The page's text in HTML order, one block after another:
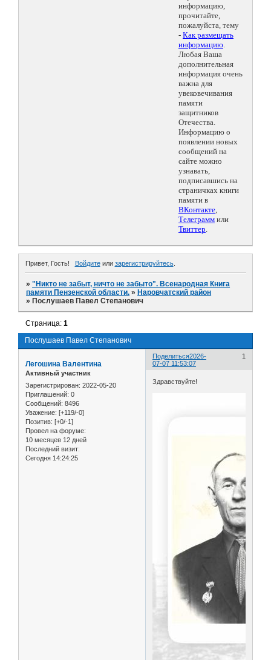
информацию,
прочитайте,
пожалуйста, тему
- Как размещать
информацию.
Любая Ваша
дополнительная
информация очень
важна для
увековечивания
памяти
защитников
Отечества.
Информацию о
появлении новых
сообщений на
сайте можно
узнавать,
подписавшись на
страничках книги
памяти в
ВКонтакте,
Телеграмм или
Твиттер.
Привет, Гость! Войдитеили зарегистрируйтесь.
»"Никто не забыт, ничто не забыто". Всенародная Книга
памяти Пензенской области. » Наровчатский район
» Послушаев Павел Степанович
Послушаев Павел Степанович
Страница:1
Поделиться 1
2026-
07-07 11:53:07
Легошина Валентина
Активный участник
Зарегистрирован: 2022-05-20
Приглашений: 0
Сообщений: 8496
Уважение: [+119/-0]
Позитив: [+0/-1]
Провел на форуме:
10 месяцев 12 дней
Последний визит:
Сегодня 14:24:25
Здравствуйте!